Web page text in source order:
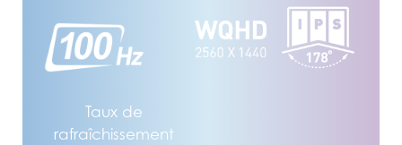
Taux de
rafraîchissement